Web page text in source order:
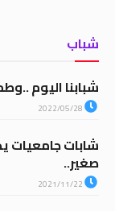
شباب
شبابنا اليوم
شابات جامعيات
صغير..